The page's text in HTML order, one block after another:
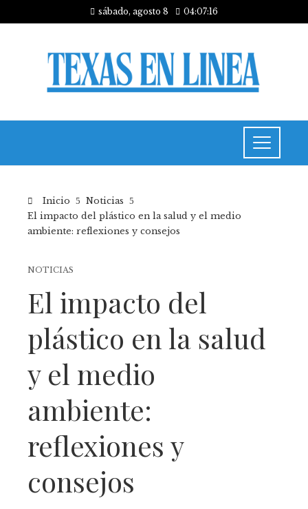
sábado, agosto 8 04:07:17
Inicio
Noticias
El impacto del plástico en la salud y el medio
ambiente: reflexiones y consejos
NOTICIAS
El impacto del
plástico en la salud
y el medio
ambiente:
reflexiones y
consejos